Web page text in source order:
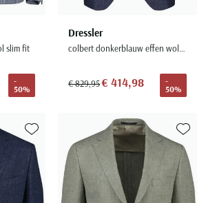
slim fit
-
50%
Dressler
colbert donkerblauw effen wol slim fit Shaped Fit
€ 829,95€ 414,98
-
50%
Toevoegen aan favorieten